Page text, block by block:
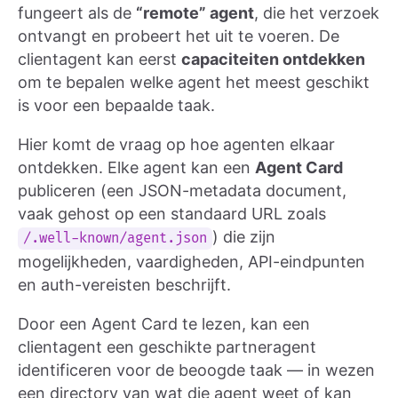
fungeert als de “remote” agent, die het verzoek
ontvangt en probeert het uit te voeren. De
clientagent kan eerst capaciteiten ontdekken
om te bepalen welke agent het meest geschikt
is voor een bepaalde taak.
Hier komt de vraag op hoe agenten elkaar
ontdekken. Elke agent kan een Agent Card
publiceren (een JSON-metadata document,
vaak gehost op een standaard URL zoals
/.well-known/agent.json ) die zijn
mogelijkheden, vaardigheden, API-eindpunten
en auth-vereisten beschrijft.
Door een Agent Card te lezen, kan een
clientagent een geschikte partneragent
identificeren voor de beoogde taak — in wezen
een directory van wat die agent weet of kan